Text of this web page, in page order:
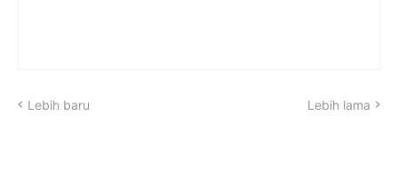
Lebih baru Lebih lama